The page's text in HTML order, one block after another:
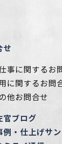
せ
事に関するお
に関するお問
他お問合せ
官ブログ
例・仕上げサ